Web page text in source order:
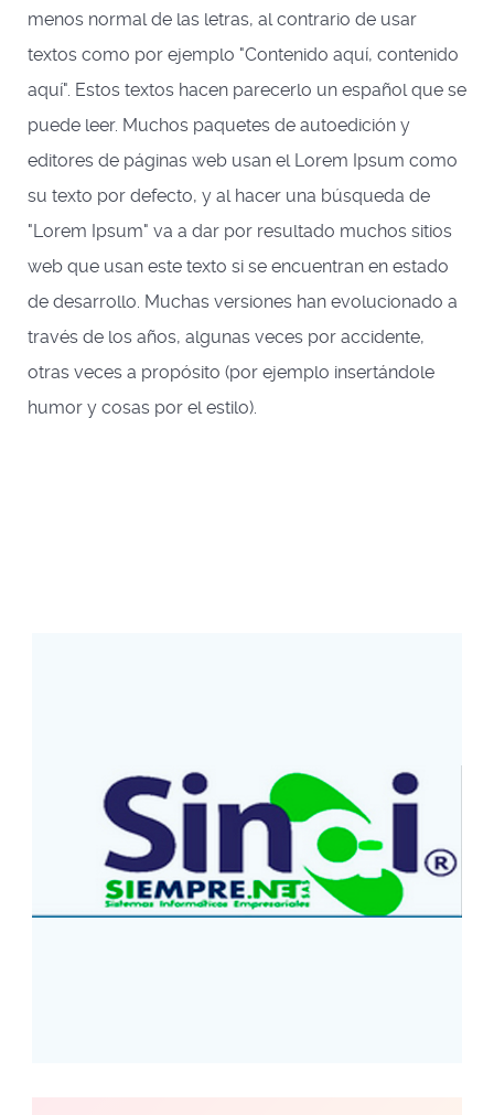
menos normal de las letras, al contrario de usar
textos como por ejemplo "Contenido aquí, contenido
aquí". Estos textos hacen parecerlo un español que se
puede leer. Muchos paquetes de autoedición y
editores de páginas web usan el Lorem Ipsum como
su texto por defecto, y al hacer una búsqueda de
"Lorem Ipsum" va a dar por resultado muchos sitios
web que usan este texto si se encuentran en estado
de desarrollo. Muchas versiones han evolucionado a
través de los años, algunas veces por accidente,
otras veces a propósito (por ejemplo insertándole
humor y cosas por el estilo).